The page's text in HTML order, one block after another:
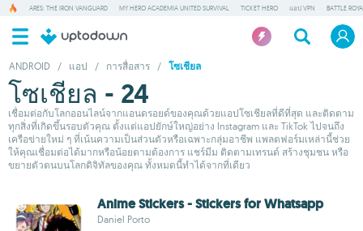
ARES: THE IRON VANGUARD MY HERO ACADEMIA UNITED SURVIVAL TICKET HERO แอป VPN BATTLE
ANDROID / แอป / การสื่อสาร / โซเชียล
โซเชียล - 24
เชื่อมต่อกับโลกออนไลน์จากแอนดรอยด์ของคุณด้วยแอปโซเชียลที่ดีที่สุด และติดตาม
ทุกสิ่งที่เกิดขึ้นรอบตัวคุณ ตั้งแต่แอปยักษ์ใหญ่อย่าง Instagram และ TikTok ไปจนถึง
เครือข่ายใหม่ ๆ ที่เน้นความเป็นส่วนตัวหรือเฉพาะกลุ่มอาชีพ แพลตฟอร์มเหล่านี้ช่วย
ให้คุณเชื่อมต่อได้มากหรือน้อยตามต้องการ แชร์มีม ติดตามเทรนด์ สร้างชุมชน หรือ
ขยายตัวตนบนโลกดิจิทัลของคุณ ทั้งหมดนี้ทำได้จากที่เดียว
Anime Stickers - Stickers for Whatsapp
Daniel Porto